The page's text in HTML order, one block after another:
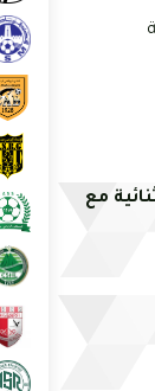
أقل من 23 سنة
مع